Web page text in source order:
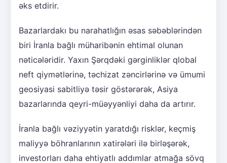
əks etdirir.
Bazarlardakı bu narahatlığın əsas səbəblərindən
biri İranla bağlı müharibənin ehtimal olunan
nəticələridir. Yaxın Şərqdəki gərginliklər qlobal
neft qiymətlərinə, təchizat zəncirlərinə və ümumi
geosiyasi sabitliyə təsir göstərərək, Asiya
bazarlarında qeyri-müəyyənliyi daha da artırır.
İranla bağlı vəziyyətin yaratdığı risklər, keçmiş
maliyyə böhranlarının xatirələri ilə birləşərək,
investorları daha ehtiyatlı addımlar atmağa sövq